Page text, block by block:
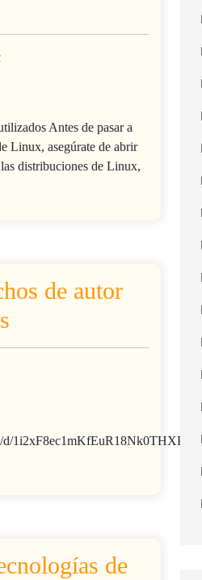
Antes de pasar a
Linux, asegúrate de abrir
distribuciones de Linux,
de autor
d/
de